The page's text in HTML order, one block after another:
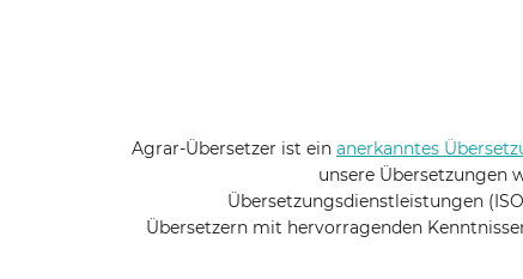
Agrar-Übersetzer ist ein anerkanntes
unsere Übersetzungen
Übersetzungsdienstleistungen
Übersetzern mit hervorragenden